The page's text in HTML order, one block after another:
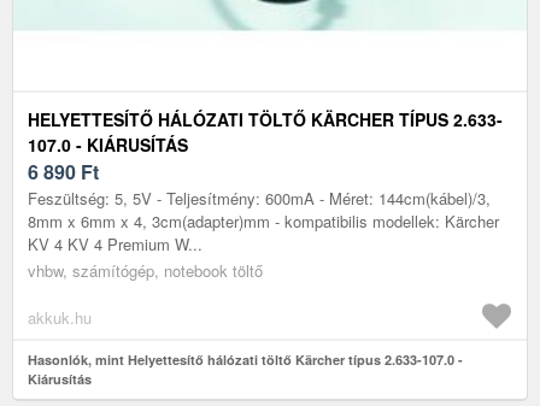
HELYETTESÍTŐ HÁLÓZATI TÖLTŐ KÄRCHER TÍPUS 2.633-
107.0 - KIÁRUSÍTÁS
6 890 Ft
Feszültség: 5, 5V - Teljesítmény: 600mA - Méret: 144cm(kábel)/3,
8mm x 6mm x 4, 3cm(adapter)mm - kompatibilis modellek: Kärcher
KV 4 KV 4 Premium W...
vhbw, számítógép, notebook töltő
akkuk.hu
Hasonlók, mint Helyettesítő hálózati töltő Kärcher típus 2.633-107.0 -
Kiárusítás